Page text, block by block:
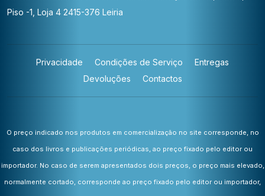
Piso -1, Loja 4 2415-376 Leiria
Privacidade Condições de Serviço
Entregas
Devoluções
Contactos
O preço indicado nos produtos em comercialização no site corresponde, no
caso dos livros e publicações periódicas, ao preço fixado pelo editor ou
importador. No caso de serem apresentados dois preços, o preço mais elevado,
normalmente cortado, corresponde ao preço fixado pelo editor ou importador,